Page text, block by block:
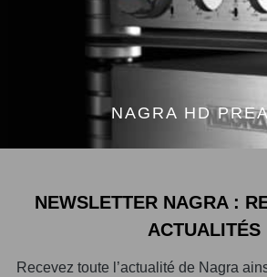
NAGRA HD
NEWSLETTER NAGRA :
ACTUALITÉS
Recevez toute l’actualité de Nagra